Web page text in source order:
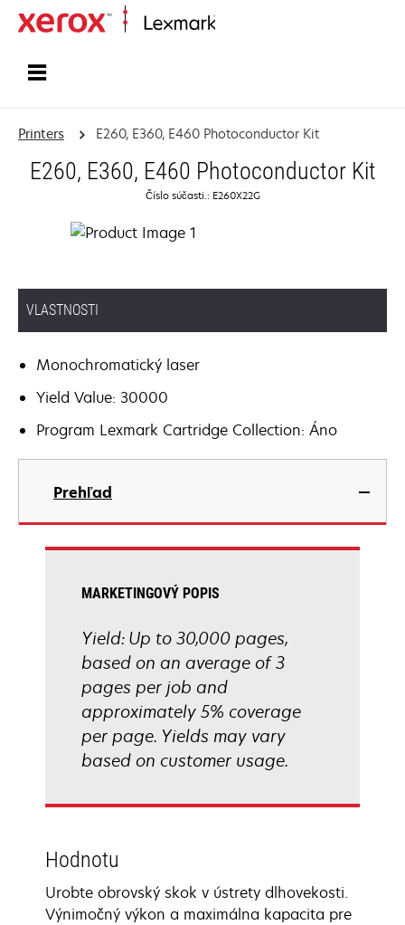
Printers E260, E360, E460 Photoconductor Kit
E260, E360, E460 Photoconductor Kit
Číslo súčasti.: E260X22G
VLASTNOSTI
Monochromatický laser
Yield Value: 30000
Program Lexmark Cartridge Collection: Áno
Prehľad
MARKETINGOVÝ POPIS
Yield: Up to 30,000 pages,
based on an average of 3
pages per job and
approximately 5% coverage
per page. Yields may vary
based on customer usage.
Hodnotu
Urobte obrovský skok v ústrety dlhovekosti.
Výnimočný výkon a maximálna kapacita pre